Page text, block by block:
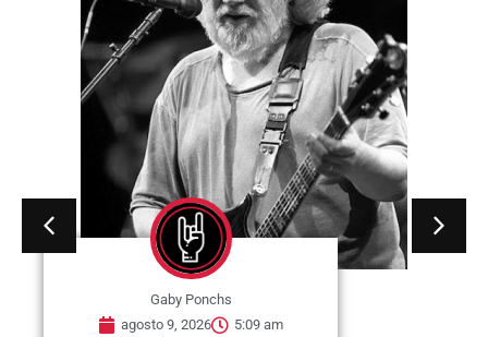
Gaby Ponchs
agosto 9, 2026
5:09 am